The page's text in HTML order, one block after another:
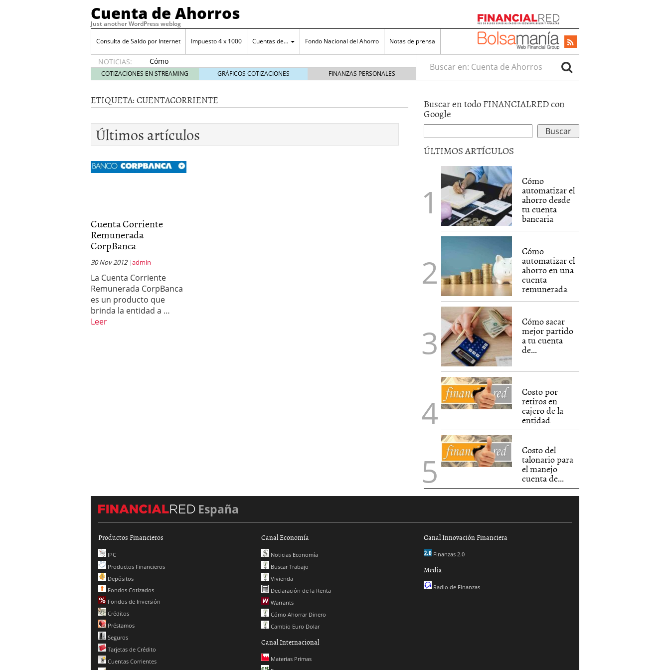
Cuenta de Ahorros
Just another WordPress weblog
Consulta de Saldo por Internet Impuesto 4 x 1000 Cuentas de… Fondo Nacional del Ahorro Notas de prensa
NOTICIAS:
Cómo
automatizar
el ahorro
cuenta
bancaria
octubre
31, 2024
Cómo automatizar el ahorro en una cuenta remunerada
Costo por retiros en cajero de la entidad
Costo del talonario para el manejo cuenta de ahorros
COTIZACIONES EN STREAMING GRÁFICOS COTIZACIONES FINANZAS PERSONALES
Buscar en:
ETIQUETA:CUENTACORRIENTE
Últimos artículos
Cuenta Corriente
Remunerada
CorpBanca
30 Nov 2012 admin
La Cuenta Corriente
Remunerada CorpBanca
es un producto que
brinda la entidad a …
Leer
Buscar en todo FINANCIALRED con
Google
ÚLTIMOS ARTÍCULOS
Cómo
automatizar el
ahorro desde
tu cuenta
bancaria
Cómo
automatizar el
ahorro en una
cuenta
remunerada
Cómo sacar
mejor partido
a tu cuenta
de...
Costo por
retiros en
cajero de la
entidad
Costo del
talonario para
el manejo
cuenta de...
España
Productos Financieros
IPC
Productos Financieros
Depósitos
Fondos Cotizados
Fondos de Inversión
Créditos
Préstamos
Seguros
Tarjetas de Crédito
Cuentas Corrientes
Canal Economía
Noticias Economía
Buscar Trabajo
Vivienda
Declaración de la Renta
Warrants
Cómo Ahorrar Dinero
Cambio Euro Dolar
Canal Internacional
Materias Primas
Canal Innovación Financiera
Finanzas 2.0
Media
Radio de Finanzas